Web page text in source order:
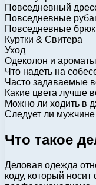
Повседневный
Повседневные
Повседневные
Куртки & Свитера
Уход
Одеколон и ароматы
Что надеть на
Часто задаваемые
Какие цвета лучше
Можно ли ходить в
Следует ли
Что такое
Деловая одежда
коду, который